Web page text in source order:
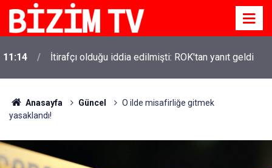
11:14 İtirafçı olduğu iddia edilmişti: ROK'tan yanıt geldi
Anasayfa Güncel
O ilde misafirliğe gitmek
yasaklandı!